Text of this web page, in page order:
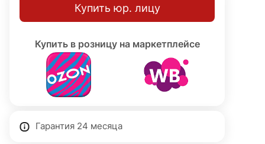
Купить юр. лицу
Купить в розницу на маркетплейсе
Гарантия 24 месяца